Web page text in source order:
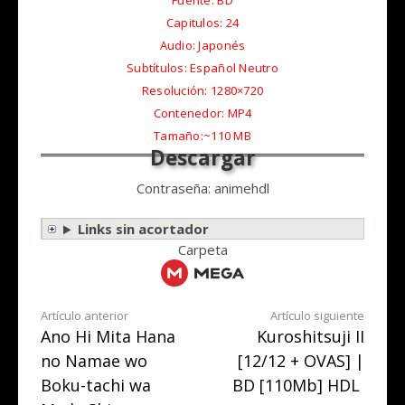
Capitulos: 24
Audio: Japonés
Subtítulos: Español Neutro
Resolución: 1280×720
Contenedor: MP4
Tamaño:~110 MB
Contraseña: animehdl
Links sin acortador
Carpeta
Seguir
leyendo
Artículo anterior
Ano Hi Mita Hana
no Namae wo
Boku-tachi wa
Artículo siguiente
Kuroshitsuji II
[12/12 + OVAS] |
BD [110Mb] HDL